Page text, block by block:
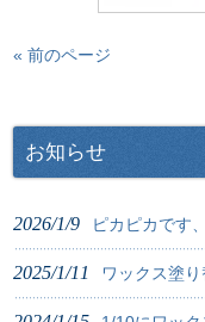
« 前のページ
お知らせ
2026/1/9 ピカピカです
2025/1/11 ワックス塗り